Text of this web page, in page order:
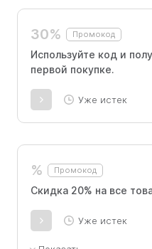
книги с раздела
творчество», а
«Акции на данный
распространяются»
скидке. Промокод
зарегистрированных
30% Промокод
Используйте код и
первой покупке.
Уже истек
% Промокод
Скидка 20% на все
Уже истек